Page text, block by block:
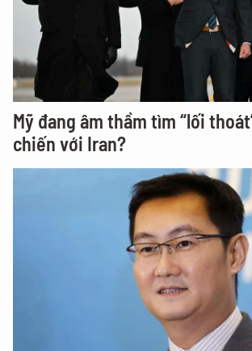
Mỹ đang âm thầm tìm “lối
chiến với Iran?